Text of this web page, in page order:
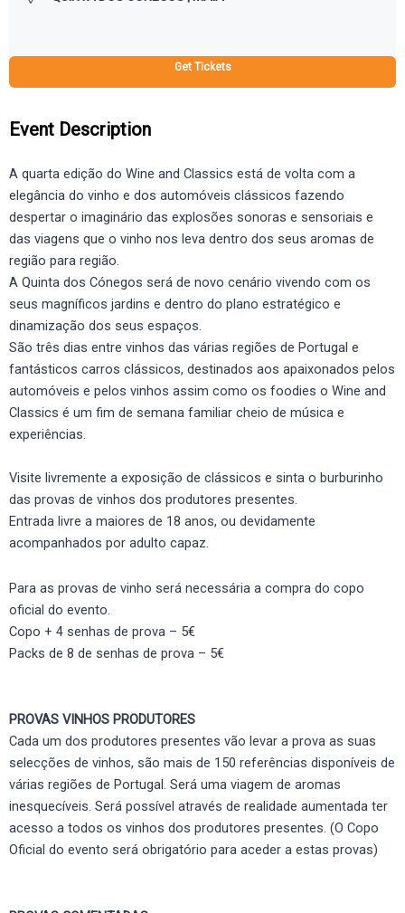
Get Tickets
Event Description
A quarta edição do Wine and Classics está de volta com a
elegância do vinho e dos automóveis clássicos fazendo
despertar o imaginário das explosões sonoras e sensoriais e
das viagens que o vinho nos leva dentro dos seus aromas de
região para região.
A Quinta dos Cónegos será de novo cenário vivendo com os
seus magníficos jardins e dentro do plano estratégico e
dinamização dos seus espaços.
São três dias entre vinhos das várias regiões de Portugal e
fantásticos carros clássicos, destinados aos apaixonados pelos
automóveis e pelos vinhos assim como os foodies o Wine and
Classics é um fim de semana familiar cheio de música e
experiências.
Visite livremente a exposição de clássicos e sinta o burburinho
das provas de vinhos dos produtores presentes.
Entrada livre a maiores de 18 anos, ou devidamente
acompanhados por adulto capaz.
Para as provas de vinho será necessária a compra do copo
oficial do evento.
Copo + 4 senhas de prova – 5€
Packs de 8 de senhas de prova – 5€
PROVAS VINHOS PRODUTORES
Cada um dos produtores presentes vão levar a prova as suas
selecções de vinhos, são mais de 150 referências disponíveis de
várias regiões de Portugal. Será uma viagem de aromas
inesquecíveis. Será possível através de realidade aumentada ter
acesso a todos os vinhos dos produtores presentes. (O Copo
Oficial do evento será obrigatório para aceder a estas provas)